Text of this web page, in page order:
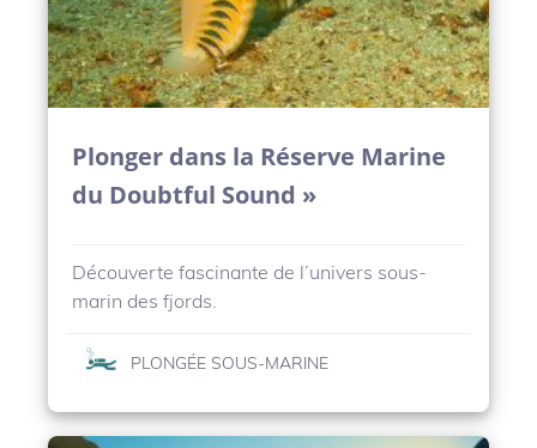
Plonger dans la Réserve Marine
du Doubtful Sound »
Découverte fascinante de l’univers sous-
marin des fjords.
PLONGÉE SOUS-MARINE